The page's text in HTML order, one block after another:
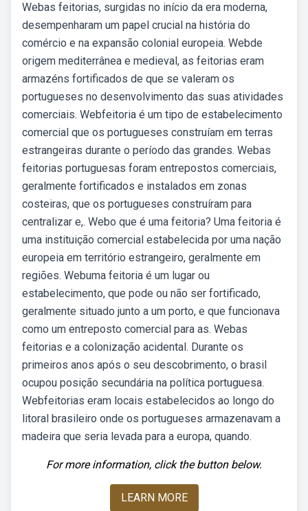
Webas feitorias, surgidas no início da era moderna,
desempenharam um papel crucial na história do
comércio e na expansão colonial europeia. Webde
origem mediterrânea e medieval, as feitorias eram
armazéns fortificados de que se valeram os
portugueses no desenvolvimento das suas atividades
comerciais. Webfeitoria é um tipo de estabelecimento
comercial que os portugueses construíam em terras
estrangeiras durante o período das grandes. Webas
feitorias portuguesas foram entrepostos comerciais,
geralmente fortificados e instalados em zonas
costeiras, que os portugueses construíram para
centralizar e,. Webo que é uma feitoria? Uma feitoria é
uma instituição comercial estabelecida por uma nação
europeia em território estrangeiro, geralmente em
regiões. Webuma feitoria é um lugar ou
estabelecimento, que pode ou não ser fortificado,
geralmente situado junto a um porto, e que funcionava
como um entreposto comercial para as. Webas
feitorias e a colonização acidental. Durante os
primeiros anos após o seu descobrimento, o brasil
ocupou posição secundária na política portuguesa.
Webfeitorias eram locais estabelecidos ao longo do
litoral brasileiro onde os portugueses armazenavam a
madeira que seria levada para a europa, quando.
For more information, click the button below.
LEARN MORE